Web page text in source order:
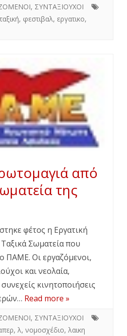
, ΣΥΝΤΑΞΙΟΥΧΟΙ
ταξική, φεστιβαλ, εργατικο,
από
της
φέτος η Εργατική
Σωματεία που
ΠΑΜΕ. Οι εργαζόμενοι,
και νεολαία,
κινητοποιήσεις
Read more »
, ΣΥΝΤΑΞΙΟΥΧΟΙ
, λ, νομοσχέδιο, λαικη